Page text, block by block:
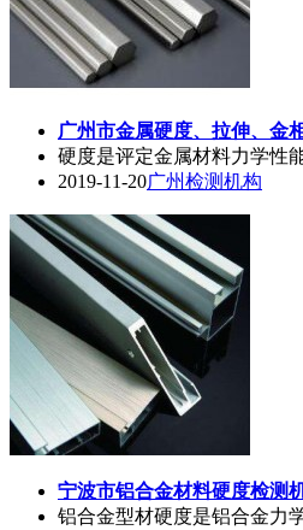
广州市金属硬度、拉伸、 金
硬度是评定金属材料力学性
2019-11-20广州检测机构
宁波市铝合金材料硬度检测
铝合金型材硬度是铝合金力